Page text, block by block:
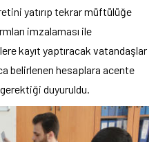
yatırıp tekrar müftülüğe
imzalaması ile
kayıt yaptıracak vatandaşlar
belirlenen hesaplara acente
duyuruldu.